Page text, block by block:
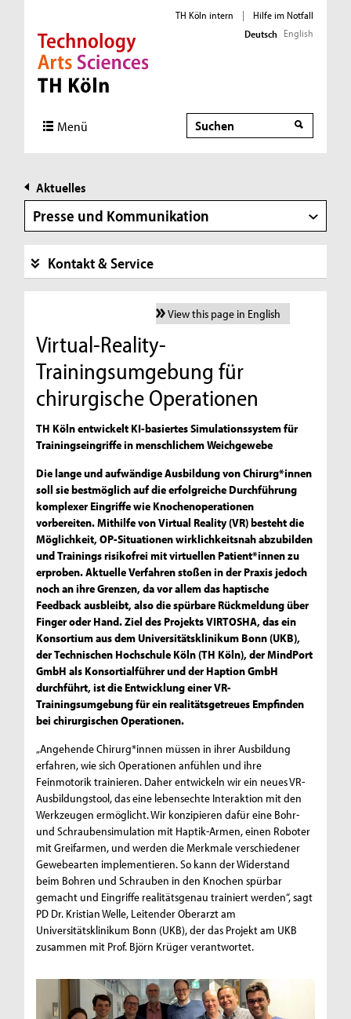
Direkt zur Hauptnavigation
Direkt zur Subnavigation
Direkt zum Inhalt
Direkt zum Fußbereich
TH Köln intern |
Hilfe im Notfall
Deutsch English
Menü Suche
Aktuelles
Presse und Kommunikation
Kontakt & Service
View this page in English
Virtual-Reality-
Trainingsumgebung für
chirurgische Operationen
TH Köln entwickelt KI-basiertes Simulationssystem für
Trainingseingriffe in menschlichem Weichgewebe
Die lange und aufwändige Ausbildung von Chirurg*innen
soll sie bestmöglich auf die erfolgreiche Durchführung
komplexer Eingriffe wie Knochenoperationen
vorbereiten. Mithilfe von Virtual Reality (VR) besteht die
Möglichkeit, OP-Situationen wirklichkeitsnah abzubilden
und Trainings risikofrei mit virtuellen Patient*innen zu
erproben. Aktuelle Verfahren stoßen in der Praxis jedoch
noch an ihre Grenzen, da vor allem das haptische
Feedback ausbleibt, also die spürbare Rückmeldung über
Finger oder Hand. Ziel des Projekts VIRTOSHA, das ein
Konsortium aus dem Universitätsklinikum Bonn (UKB),
der Technischen Hochschule Köln (TH Köln), der MindPort
GmbH als Konsortialführer und der Haption GmbH
durchführt, ist die Entwicklung einer VR-
Trainingsumgebung für ein realitätsgetreues Empfinden
bei chirurgischen Operationen.
„Angehende Chirurg*innen müssen in ihrer Ausbildung
erfahren, wie sich Operationen anfühlen und ihre
Feinmotorik trainieren. Daher entwickeln wir ein neues VR-
Ausbildungstool, das eine lebensechte Interaktion mit den
Werkzeugen ermöglicht. Wir konzipieren dafür eine Bohr-
und Schraubensimulation mit Haptik-Armen, einen Roboter
mit Greifarmen, und werden die Merkmale verschiedener
Gewebearten implementieren. So kann der Widerstand
beim Bohren und Schrauben in den Knochen spürbar
gemacht und Eingriffe realitätsgenau trainiert werden“, sagt
PD Dr. Kristian Welle, Leitender Oberarzt am
Universitätsklinikum Bonn (UKB), der das Projekt am UKB
zusammen mit Prof. Björn Krüger verantwortet.